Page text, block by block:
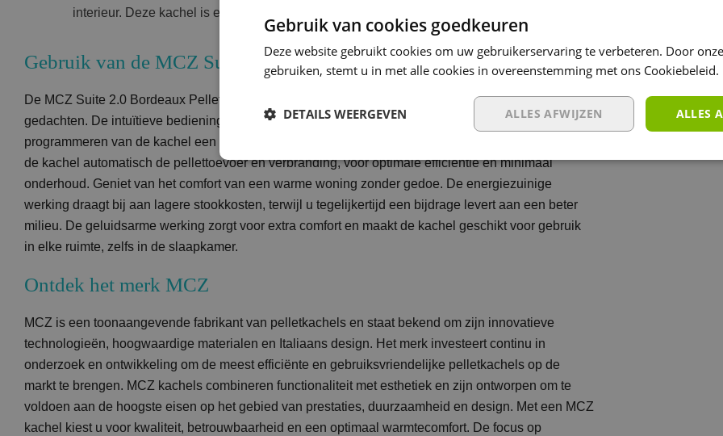
interieur. Deze kachel is een ware blikvanger in elke ruimte.
Gebruik van de MCZ Suite 2.0 Bordeaux Pelletkachel Geluidsarm
De MCZ Suite 2.0 Bordeaux Pelletkachel Geluidsarm is ontworpen met gebruiksgemak in
gedachten. De intuïtieve bediening maakt het instellen van de gewenste temperatuur en het
programmeren van de kachel een fluitje van een cent. Dankzij de geavanceerde technologie regelt
de kachel automatisch de pellettoevoer en verbranding, voor optimale efficiëntie en minimaal
onderhoud. Geniet van het comfort van een warme woning zonder gedoe. De energiezuinige
werking draagt bij aan lagere stookkosten, terwijl u tegelijkertijd een bijdrage levert aan een beter
milieu. De geluidsarme werking zorgt voor extra comfort en maakt de kachel geschikt voor gebruik
in elke ruimte, zelfs in de slaapkamer.
Ontdek het merk MCZ
MCZ is een toonaangevende fabrikant van pelletkachels en staat bekend om zijn innovatieve
technologieën, hoogwaardige materialen en Italiaans design. Het merk investeert continu in
onderzoek en ontwikkeling om de meest efficiënte en gebruiksvriendelijke pelletkachels op de
markt te brengen. MCZ kachels combineren functionaliteit met esthetiek en zijn ontworpen om te
voldoen aan de hoogste eisen op het gebied van prestaties, duurzaamheid en design. Met een MCZ
kachel kiest u voor kwaliteit, betrouwbaarheid en een optimaal warmtecomfort. De focus op
Gebruik van cookies goedkeuren
Deze website gebruikt cookies om uw gebruikerservaring te verbeteren. Door
gebruiken, stemt u in met alle cookies in overeenstemming met ons Cookiebeleid.
ALLES
ALLES AFWIJZEN
DETAILS WEERGEVEN